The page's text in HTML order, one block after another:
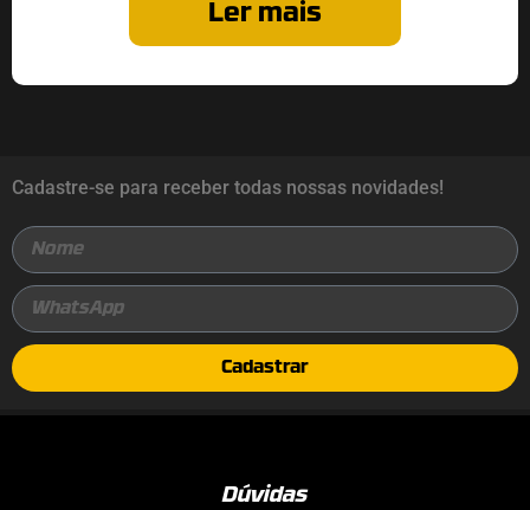
Ler mais
Cadastre-se para receber todas nossas novidades!
Cadastrar
Dúvidas